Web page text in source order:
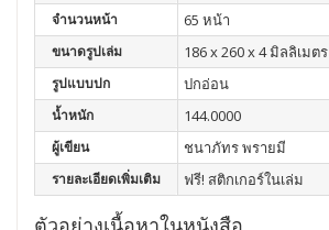
จำนวนหน้า 65 หน้า
ขนาดรูปเล่ม 186 x 260 x 4 มิลลิเมตร
รูปแบบปก ปกอ่อน
น้ำหนัก 144.0000
ผู้เขียน ชนาภัทร พรายมี
รายละเอียดเพิ่มเติม ฟรี! สติกเกอร์ในเล่ม